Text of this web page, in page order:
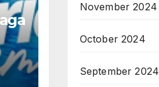
November 2024
October 2024
September 2024